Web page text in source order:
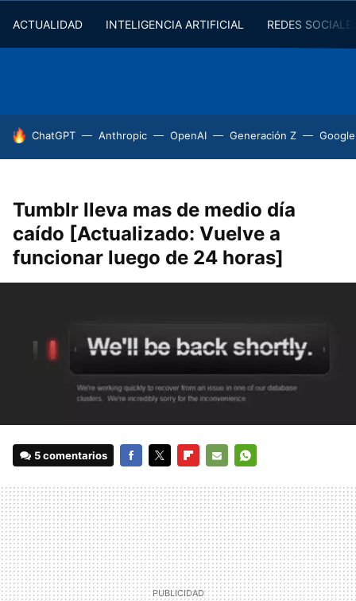
ACTUALIDAD INTELIGENCIA ARTIFICIAL REDES
HOY SE HABLA DE
ChatGPT Anthropic OpenAI Generación Z
Tumblr lleva mas de medio día
caído [Actualizado: Vuelve a
funcionar luego de 24 horas]
5 comentarios
MAIL